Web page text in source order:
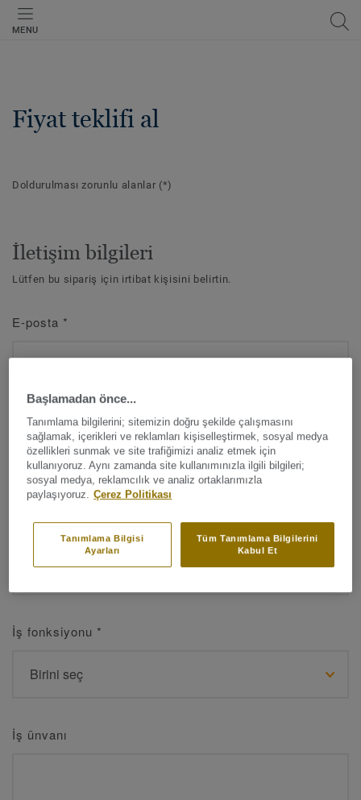
MENU
Fiyat teklifi al
Doldurulması zorunlu alanlar (*)
İletişim bilgileri
Lütfen bu sipariş için irtibat kişisini belirtin.
E-posta *
Ad*
Soyad*
İş fonksiyonu *
İş ünvanı
Başlamadan önce...
Tanımlama bilgilerini; sitemizin doğru şekilde çalışmasını
sağlamak, içerikleri ve reklamları kişiselleştirmek, sosyal medya
özellikleri sunmak ve site trafiğimizi analiz etmek için
kullanıyoruz. Aynı zamanda site kullanımınızla ilgili bilgileri;
sosyal medya, reklamcılık ve analiz ortaklarımızla
paylaşıyoruz. Çerez Politikası
Tüm Tanımlama Bilgilerini
Kabul Et
Tanımlama Bilgisi
Ayarları